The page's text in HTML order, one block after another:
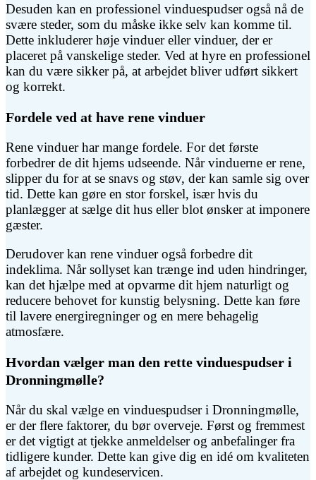
Desuden kan en professionel vinduespudser også nå de
svære steder, som du måske ikke selv kan komme til.
Dette inkluderer høje vinduer eller vinduer, der er
placeret på vanskelige steder. Ved at hyre en professionel
kan du være sikker på, at arbejdet bliver udført sikkert
og korrekt.
Fordele ved at have rene vinduer
Rene vinduer har mange fordele. For det første
forbedrer de dit hjems udseende. Når vinduerne er rene,
slipper du for at se snavs og støv, der kan samle sig over
tid. Dette kan gøre en stor forskel, især hvis du
planlægger at sælge dit hus eller blot ønsker at imponere
gæster.
Derudover kan rene vinduer også forbedre dit
indeklima. Når sollyset kan trænge ind uden hindringer,
kan det hjælpe med at opvarme dit hjem naturligt og
reducere behovet for kunstig belysning. Dette kan føre
til lavere energiregninger og en mere behagelig
atmosfære.
Hvordan vælger man den rette vinduespudser i
Dronningmølle?
Når du skal vælge en vinduespudser i Dronningmølle,
er der flere faktorer, du bør overveje. Først og fremmest
er det vigtigt at tjekke anmeldelser og anbefalinger fra
tidligere kunder. Dette kan give dig en idé om kvaliteten
af arbejdet og kundeservicen.